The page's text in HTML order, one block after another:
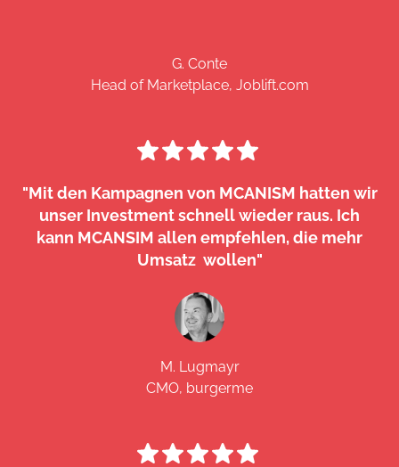
G. Conte
Head of Marketplace, Joblift.com
"Mit den Kampagnen von MCANISM hatten wir
unser Investment schnell wieder raus. Ich
kann MCANSIM allen empfehlen, die mehr
Umsatz wollen"
M. Lugmayr
CMO, burgerme